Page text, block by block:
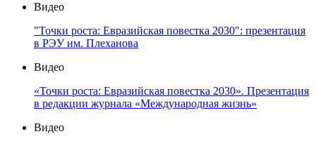
Видео
"Точки роста: Евразийская повестка 2030": презентация
в РЭУ им. Плеханова
Видео
«Точки роста: Евразийская повестка 2030». Презентация
в редакции журнала «Международная жизнь»
Видео